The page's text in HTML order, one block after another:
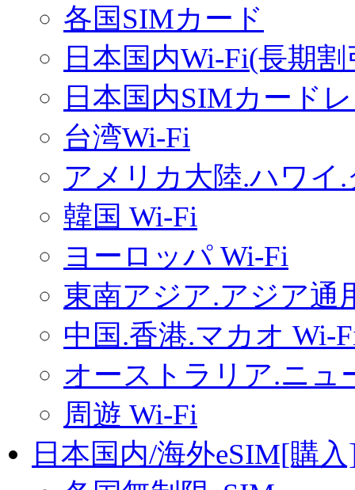
各国SIMカード
日本国内Wi-Fi(長期
日本国内SIMカード
台湾Wi-Fi
アメリカ大陸.ハワイ
韓国 Wi-Fi
ヨーロッパ Wi-Fi
東南アジア.アジア通
中国.香港.マカオ Wi-
オーストラリア.ニュ
周遊 Wi-Fi
日本国内/海外eSIM[購